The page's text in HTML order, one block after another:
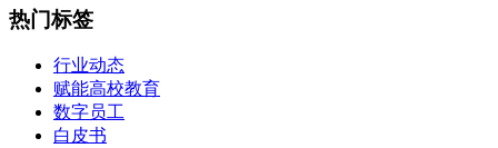
热门标签
行业动态
赋能高校教育
数字员工
白皮书